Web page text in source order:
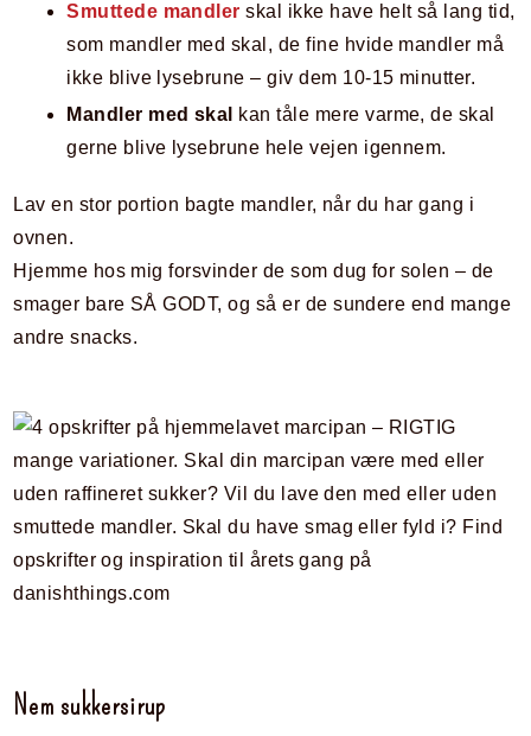
Smuttede mandler skal ikke have helt så lang tid,
som mandler med skal, de fine hvide mandler må
ikke blive lysebrune – giv dem 10-15 minutter.
Mandler med skal
kan tåle mere varme, de skal
gerne blive lysebrune hele vejen igennem.
Lav en stor portion bagte mandler, når du har gang i
ovnen.
Hjemme hos mig forsvinder de som dug for solen – de
smager bare SÅ GODT, og så er de sundere end mange
andre snacks.
Nem sukkersirup